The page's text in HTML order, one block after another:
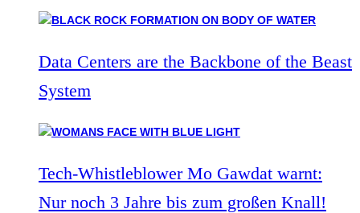
Data Centers are the Backbone of the Beast
System
Tech-Whistleblower Mo Gawdat warnt:
Nur noch 3 Jahre bis zum großen Knall!